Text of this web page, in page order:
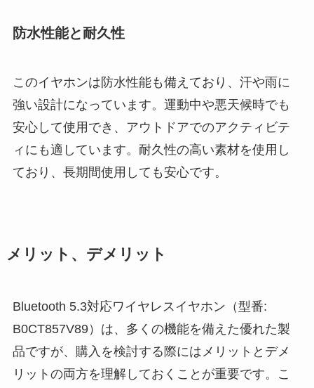
防水性能と耐久性
このイヤホンは防水性能も備えており、汗や雨に
強い設計になっています。運動中や悪天候時でも
安心して使用でき、アウトドアでのアクティビテ
ィにも適しています。耐久性の高い素材を使用し
ており、長期間使用しても安心です。
メリット、デメリット
Bluetooth 5.3対応ワイヤレスイヤホン（型番:
B0CT857V89）は、多くの機能を備えた優れた製
品ですが、購入を検討する際にはメリットとデメ
リットの両方を理解しておくことが重要です。こ